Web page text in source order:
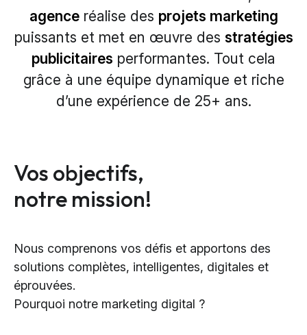
agence réalise des projets marketing
puissants et met en œuvre des stratégies
publicitaires performantes. Tout cela
grâce à une équipe dynamique et riche
d’une expérience de 25+ ans.
Vos objectifs,
notre mission!
Nous comprenons vos défis et apportons des
solutions complètes, intelligentes, digitales et
éprouvées.
Pourquoi notre marketing digital ?